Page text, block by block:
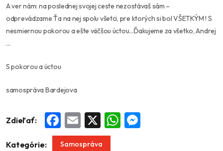
A ver nám: na poslednej svojej ceste nezostávaš sám –
odprevádzame Ťa na nej spolu všetci, pre ktorých si bol VŠETKÝM ! S
nesmiernou pokorou a ešte väčšou úctou…Ďakujeme za všetko, Andrej
…
S pokorou a úctou
samospráva Bardejova
Zdieľať: Facebook
Email WhatsApp
Kategórie: Samospráva